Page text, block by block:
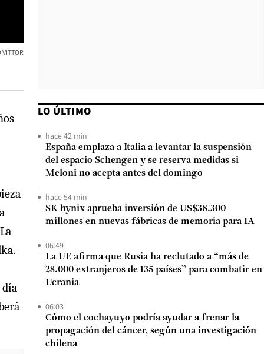
VITTOR
día
LO ÚLTIMO
hace 42 min
España emplaza a Italia a levantar la suspensión
del espacio Schengen y se reserva medidas si
Meloni no acepta antes del domingo
hace 54 min
SK hynix aprueba inversión de US$38.300
millones en nuevas fábricas de memoria para IA
06:49
La UE afirma que Rusia ha reclutado a “más de
28.000 extranjeros de 135 países” para combatir en
Ucrania
06:03
Cómo el cochayuyo podría ayudar a frenar la
propagación del cáncer, según una investigación
chilena